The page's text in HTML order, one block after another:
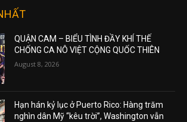
QUẬN CAM – BIỂU TÌNH ĐẦY KHÍ THẾ
CHỐNG CA NÔ VIỆT CỘNG QUỐC THIÊN
August 8, 2026
Hạn hán kỷ lục ở Puerto Rico: Hàng trăm
nghìn dân Mỹ “kêu trời”, Washington vẫn